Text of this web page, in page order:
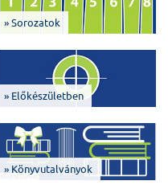
» Sorozatok
» Előkészületben
» Könyvutalványok